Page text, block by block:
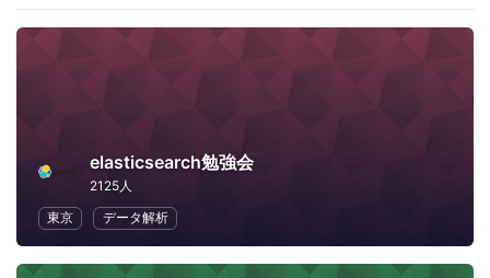
elasticsearch勉強会
2125人
東京
データ解析